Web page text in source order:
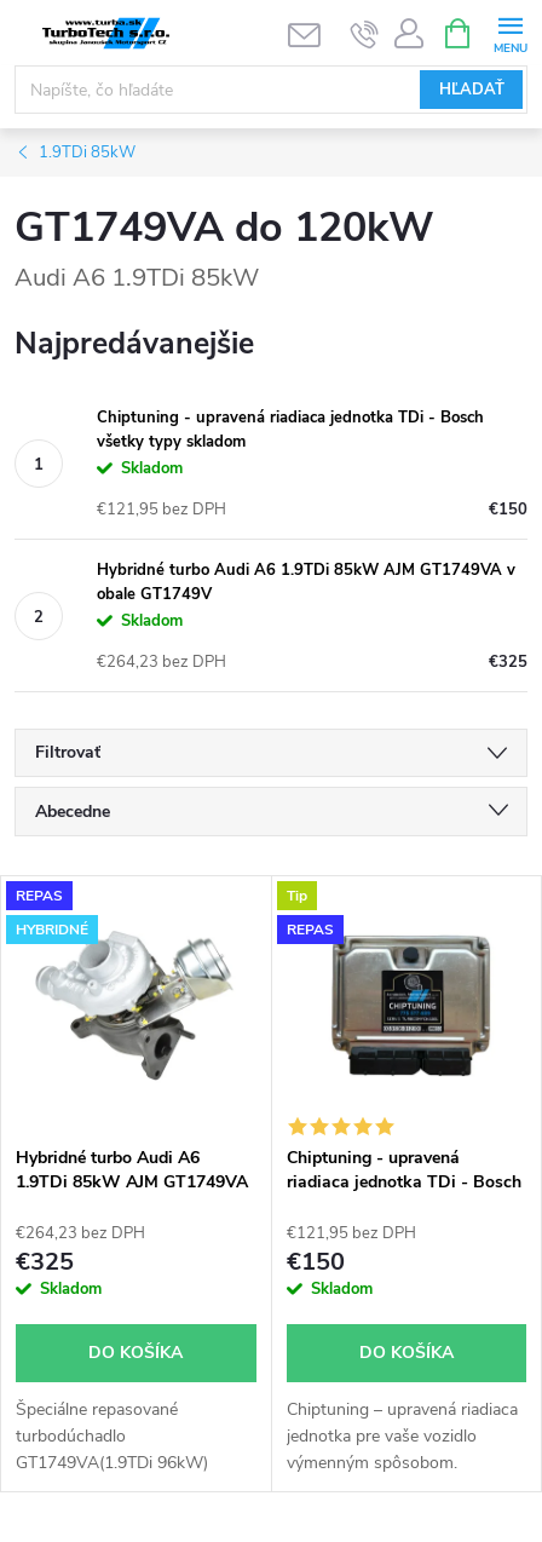
obsah
HĽADAŤ
KOŠÍK
1.9TDi 85kW
GT1749VA do 120kW
Audi A6 1.9TDi 85kW
Najpredávanejšie
Chiptuning - upravená riadiaca jednotka TDi - Bosch
všetky typy skladom
Skladom
€150
€121,95 bez DPH
Hybridné turbo Audi A6 1.9TDi 85kW AJM GT1749VA v
obale GT1749V
Skladom
€325
€264,23 bez DPH
Filtrovať
R
a
d
e
e
p
r
d
u
Abecedne
Najdrahšie
Najpredávanejšie
V
ý
s
p
r
o
d
u
k
REPAS
HYBRIDNÉ
Hybridné turbo Audi A6
1.9TDi 85kW AJM GT1749VA
€264,23 bez DPH
€325
Skladom
DO KOŠÍKA
Špeciálne repasované
turbodúchadlo
GT1749VA(1.9TDi 96kW)
inštalované v obale GT1749V
Tip
REPAS
Chiptuning - upravená
riadiaca jednotka TDi - Bosch
€121,95 bez DPH
€150
Skladom
DO KOŠÍKA
Chiptuning – upravená riadiaca
jednotka pre vaše vozidlo
výmenným spôsobom.